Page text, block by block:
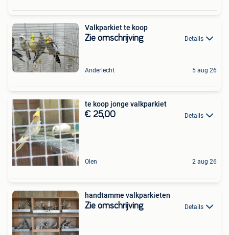
Valkparkiet te koop
Zie omschrijving Details
Anderlecht 5 aug 26
te koop jonge valkparkiet
€ 25,00 Details
Olen 2 aug 26
handtamme valkparkieten
Zie omschrijving Details